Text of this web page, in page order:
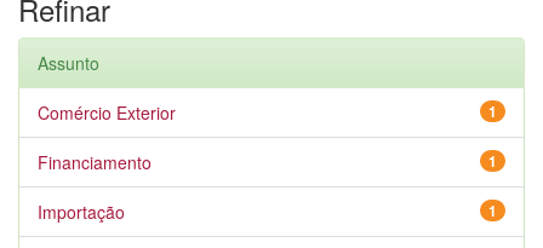
Refinar
Assunto
1
Comércio Exterior
1
Financiamento
1
Importação